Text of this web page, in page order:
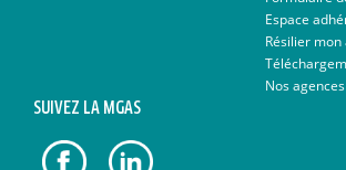
Espace
Résilier
Nos agences
SUIVEZ LA MGAS